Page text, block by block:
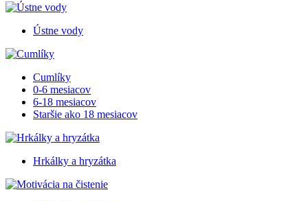
Ústne vody
Cumlíky
0-6 mesiacov
6-18 mesiacov
Staršie ako 18 mesiacov
Hrkálky a hryzátka